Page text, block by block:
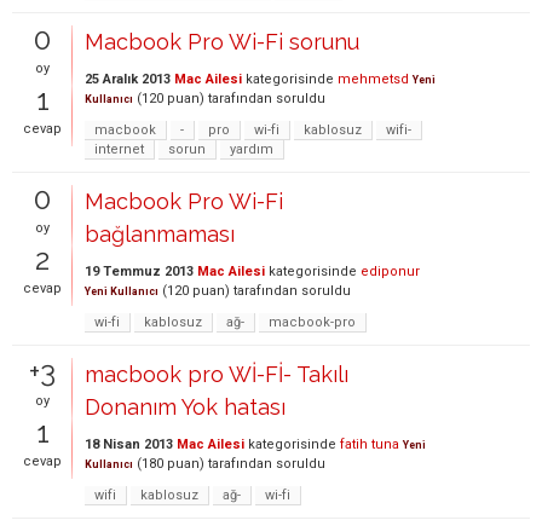
0
oy
1
cevap
Macbook Pro Wi-Fi sorunu
25 Aralık 2013 Mac Ailesi kategorisinde mehmetsd Yeni
Kullanıcı (120 puan) tarafından soruldu
macbook
- pro wi-fi kablosuz
wifi-
internet
sorun yardım
0
oy
2
cevap
Macbook Pro Wi-Fi
bağlanmaması
19 Temmuz 2013 Mac Ailesi kategorisinde ediponur
Yeni Kullanıcı (120 puan) tarafından soruldu
wi-fi
kablosuz ağ- macbook-pro
+3
oy
1
cevap
macbook pro Wİ-Fİ- Takılı
Donanım Yok hatası
18 Nisan 2013 Mac Ailesi kategorisinde fatih tuna Yeni
Kullanıcı (180 puan) tarafından soruldu
wifi
kablosuz ağ- wi-fi